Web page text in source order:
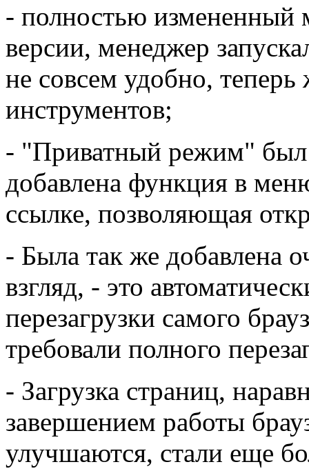
- полностью измененный
версии, менеджер
не совсем удобно, теперь
инструментов;
- "Приватный режим" был
добавлена функция в
ссылке, позволяющая
- Была так же добавлена
взгляд, - это
перезагрузки самого
требовали полного
- Загрузка страниц,
завершением работы
улучшаются, стали еще